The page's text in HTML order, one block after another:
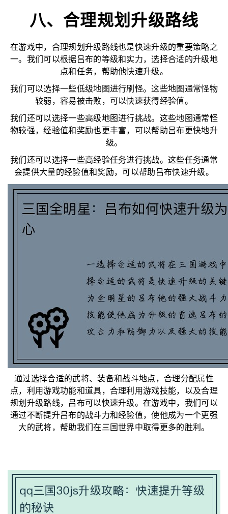
八、合理规划升级路线
在游戏中，合理规划升级路线也是快速升级的重要策略之
一。我们可以根据吕布的等级和实力，选择合适的升级地
点和任务，帮助他快速升级。
我们可以选择一些低级地图进行刷怪。这些地图通常怪物
较弱，容易被击败，可以快速获得经验值。
我们还可以选择一些高级地图进行挑战。这些地图通常怪
物较强，经验值和奖励也更丰富，可以帮助吕布更快地升
级。
我们还可以选择一些高经验任务进行挑战。这些任务通常
会提供大量的经验值和奖励，可以帮助吕布快速升级。
通过选择合适的武将、装备和战斗地点，合理分配属性
点，利用游戏功能和道具，合理利用游戏技能，以及合理
规划升级路线，吕布可以快速升级。在游戏中，我们可以
通过不断提升吕布的战斗力和经验值，使他成为一个更强
大的武将，帮助我们在三国世界中取得更多的胜利。